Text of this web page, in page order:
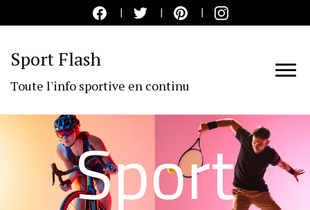
Sport Flash
Toute l'info sportive en continu
Sport